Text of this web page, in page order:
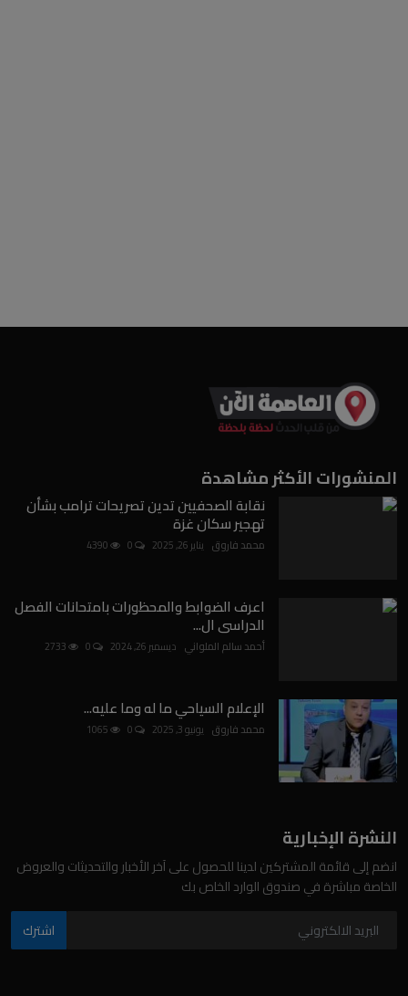
المنشورات الأكثر مشاهدة
نقابة الصحفيين تدين تصريحات ترامب بشأن
تهجير سكان غزة
محمد فاروق يناير 26, 2025
اعرف الضوابط والمحظورات بامتحانات الفصل
الدراسى ال...
أحمد سالم الملواني ديسمبر 26, 2024
الإعلام السياحي ما له وما عليه...
محمد فاروق يونيو 3, 2025
النشرة الإخبارية
انضم إلى قائمة المشتركين لدينا للحصول على آخر الأخبار والتحديثات والعروض
الخاصة مباشرة في صندوق الوارد الخاص بك
اشترك